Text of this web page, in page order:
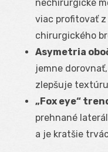
nechirurgické
viac profitovať
chirurgického
Asymetria
jemne
zlepšuje
„Fox eye“
prehnané
a je kratšie